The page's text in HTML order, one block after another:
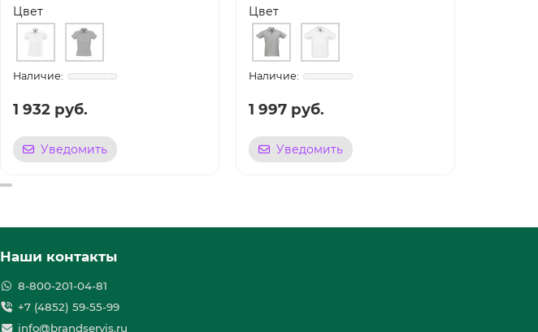
Цвет
1 932 руб.
Уведомить
Цвет
1 997 руб.
Уведомить
Наши контакты
8-800-201-04-81
+7 (4852) 59-55-99
info@brandservis.ru